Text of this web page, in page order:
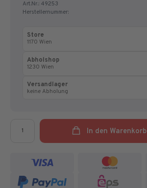
Art.Nr.:49253
Herstellernummer:
Store
1170 Wien
Abholshop
1230 Wien
Versandlager
keine Abholung
In den Warenkorb